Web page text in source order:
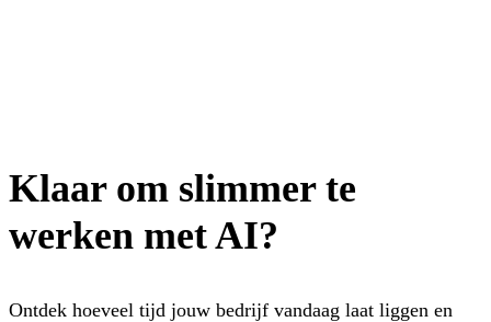
Klaar om slimmer te
werken met AI?
Ontdek hoeveel tijd jouw bedrijf vandaag laat liggen en